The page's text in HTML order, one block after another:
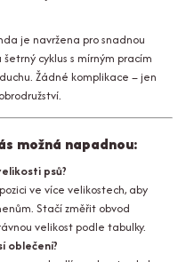
je navržena pro snadnou
cyklus s mírným pracím
Žádné komplikace – jen
možná napadnou:
psů?
ve více velikostech, aby
Stačí změřit obvod
velikost podle tabulky.
oblečení?